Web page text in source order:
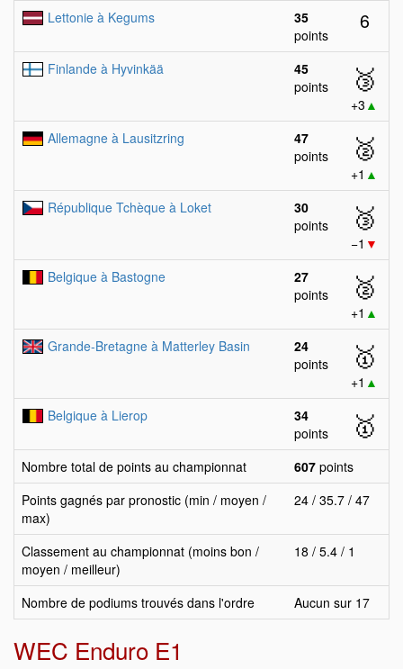
Lettonie à Kegums
35
points
6
Finlande à Hyvinkää
45
points
🥉
+3 ▲
Allemagne à Lausitzring
47
points
🥈
+1 ▲
République Tchèque à Loket
30
points
🥉
−1 ▼
Belgique à Bastogne
27
points
🥈
+1 ▲
Grande-Bretagne à Matterley Basin
24
points
🥇
+1 ▲
Belgique à Lierop
34
points
🥇
Nombre total de points au championnat 607 points
Points gagnés par pronostic (min / moyen /
max)
24 / 35.7 / 47
Classement au championnat (moins bon /
moyen / meilleur)
18 / 5.4 / 1
Nombre de podiums trouvés dans l'ordre Aucun sur 17
WEC Enduro E1